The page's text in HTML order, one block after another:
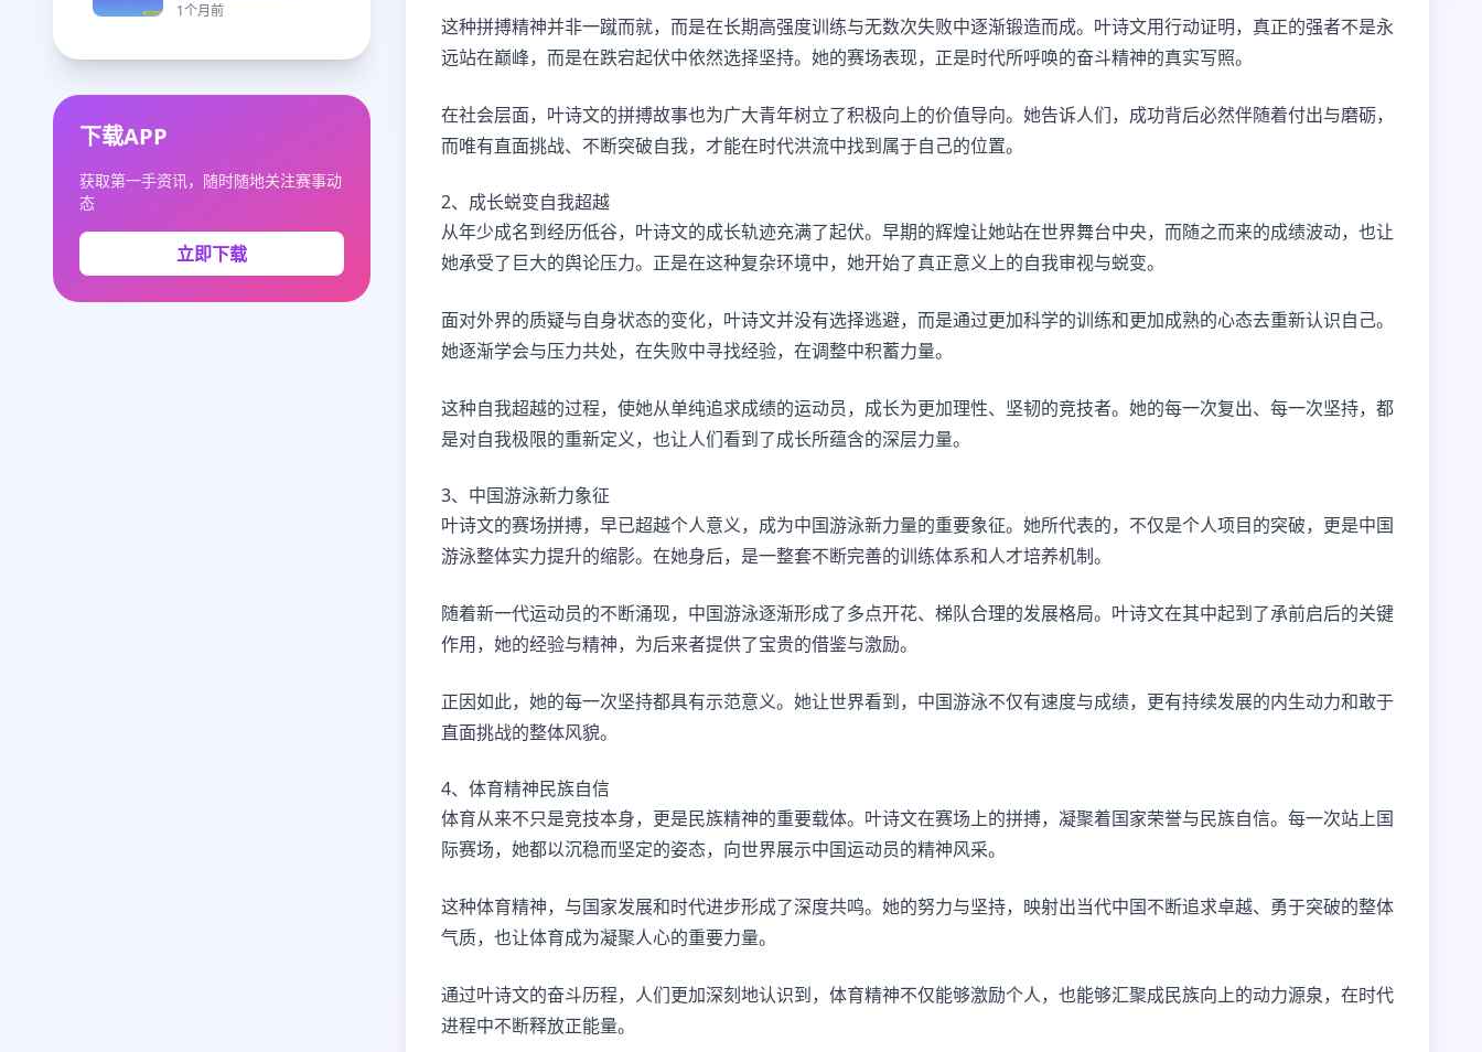
1个月前
下载APP
获取第一手资讯，随时随地关注赛事动
态
立即下载
这种拼搏精神并非一蹴而就，而是在长期高强度训练与无数次失败中逐渐锻造而成。叶诗文用行动证明，真正的强者不是永
远站在巅峰，而是在跌宕起伏中依然选择坚持。她的赛场表现，正是时代所呼唤的奋斗精神的真实写照。
在社会层面，叶诗文的拼搏故事也为广大青年树立了积极向上的价值导向。她告诉人们，成功背后必然伴随着付出与磨砺，
而唯有直面挑战、不断突破自我，才能在时代洪流中找到属于自己的位置。
2、成长蜕变自我超越
从年少成名到经历低谷，叶诗文的成长轨迹充满了起伏。早期的辉煌让她站在世界舞台中央，而随之而来的成绩波动，也让
她承受了巨大的舆论压力。正是在这种复杂环境中，她开始了真正意义上的自我审视与蜕变。
面对外界的质疑与自身状态的变化，叶诗文并没有选择逃避，而是通过更加科学的训练和更加成熟的心态去重新认识自己。
她逐渐学会与压力共处，在失败中寻找经验，在调整中积蓄力量。
这种自我超越的过程，使她从单纯追求成绩的运动员，成长为更加理性、坚韧的竞技者。她的每一次复出、每一次坚持，都
是对自我极限的重新定义，也让人们看到了成长所蕴含的深层力量。
3、中国游泳新力象征
叶诗文的赛场拼搏，早已超越个人意义，成为中国游泳新力量的重要象征。她所代表的，不仅是个人项目的突破，更是中国
游泳整体实力提升的缩影。在她身后，是一整套不断完善的训练体系和人才培养机制。
随着新一代运动员的不断涌现，中国游泳逐渐形成了多点开花、梯队合理的发展格局。叶诗文在其中起到了承前启后的关键
作用，她的经验与精神，为后来者提供了宝贵的借鉴与激励。
正因如此，她的每一次坚持都具有示范意义。她让世界看到，中国游泳不仅有速度与成绩，更有持续发展的内生动力和敢于
直面挑战的整体风貌。
4、体育精神民族自信
体育从来不只是竞技本身，更是民族精神的重要载体。叶诗文在赛场上的拼搏，凝聚着国家荣誉与民族自信。每一次站上国
际赛场，她都以沉稳而坚定的姿态，向世界展示中国运动员的精神风采。
这种体育精神，与国家发展和时代进步形成了深度共鸣。她的努力与坚持，映射出当代中国不断追求卓越、勇于突破的整体
气质，也让体育成为凝聚人心的重要力量。
通过叶诗文的奋斗历程，人们更加深刻地认识到，体育精神不仅能够激励个人，也能够汇聚成民族向上的动力源泉，在时代
进程中不断释放正能量。